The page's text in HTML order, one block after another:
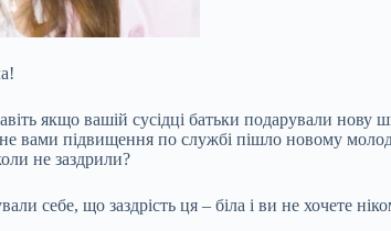
якщо вашій сусідці батьки подарували
вами підвищення по службі пішло новому
не заздрили?
себе, що заздрість ця – біла і ви не хочете